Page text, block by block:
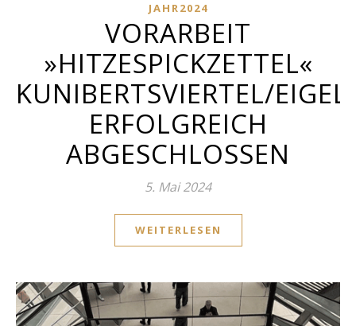
JAHR2024
VORARBEIT
»HITZESPICKZETTEL«
KUNIBERTSVIERTEL/
ERFOLGREICH
ABGESCHLOSSEN
5. Mai 2024
WEITERLESEN